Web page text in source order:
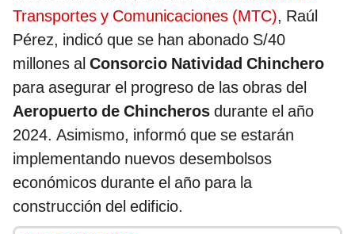
Transportes y Comunicaciones (MTC), Raúl
Pérez, indicó que se han abonado S/40
millones al Consorcio Natividad Chinchero
para asegurar el progreso de las obras del
Aeropuerto de Chincheros durante el año
2024. Asimismo, informó que se estarán
implementando nuevos desembolsos
económicos durante el año para la
construcción del edificio.